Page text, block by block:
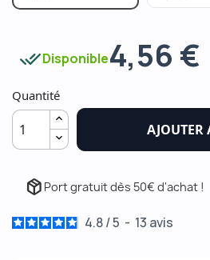
done_allDisponible4,56 €
Quantité
AJOUTER
package_2 Port gratuit dès 50€ d'achat !
4.8/5 - 13 avis